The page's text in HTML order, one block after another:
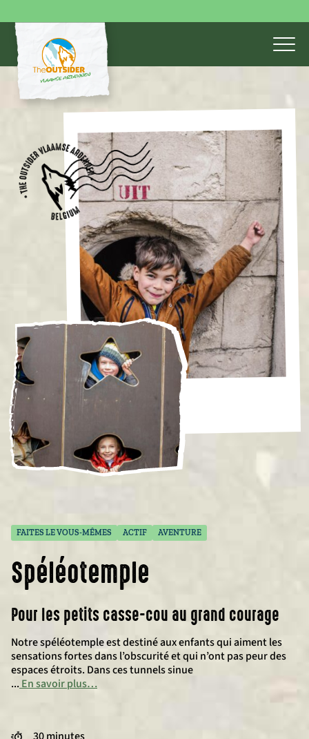
FAITES LE VOUS-MÊMES ACTIF AVENTURE
Spéléotemple
Pour les petits casse-cou au grand courage
Notre spéléotemple est destiné aux enfants qui aiment les
sensations fortes dans l’obscurité et qui n’ont pas peur des
espaces étroits. Dans ces tunnels sinue
... En savoir plus…